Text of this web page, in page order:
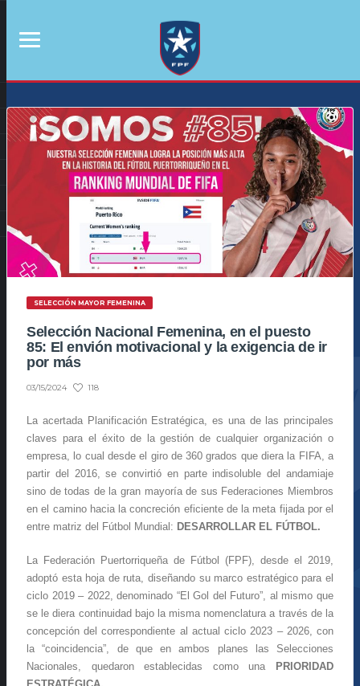
SELECCIÓN MAYOR FEMENINA
Selección Nacional Femenina, en el puesto
85: El envión motivacional y la exigencia de ir
por más
03/15/2024 118
La acertada Planificación Estratégica, es una de las principales
claves para el éxito de la gestión de cualquier organización o
empresa, lo cual desde el giro de 360 grados que diera la FIFA, a
partir del 2016, se convirtió en parte indisoluble del andamiaje
sino de todas de la gran mayoría de sus Federaciones Miembros
en el camino hacia la concreción eficiente de la meta fijada por el
entre matriz del Fútbol Mundial: DESARROLLAR EL FÚTBOL.
La Federación Puertorriqueña de Fútbol (FPF), desde el 2019,
adoptó esta hoja de ruta, diseñando su marco estratégico para el
ciclo 2019 – 2022, denominado “El Gol del Futuro”, al mismo que
se le diera continuidad bajo la misma nomenclatura a través de la
concepción del correspondiente al actual ciclo 2023 – 2026, con
la “coincidencia”, de que en ambos planes las Selecciones
Nacionales, quedaron establecidas como una
PRIORIDAD